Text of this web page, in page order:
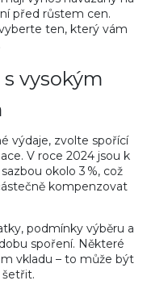
před růstem cen.
ten, který vám
vysokým
výdaje, zvolte spořící
V roce 2024 jsou k
okolo 3 %, což
kompenzovat
podmínky výběru a
spoření. Některé
vkladu – to může být
šetřit.